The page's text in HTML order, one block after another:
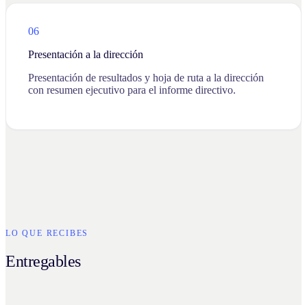
06
Presentación a la dirección
Presentación de resultados y hoja de ruta a la dirección
con resumen ejecutivo para el informe directivo.
LO QUE RECIBES
Entregables